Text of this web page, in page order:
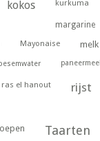
kokos kurkuma
margarine
Mayonaise melk
paneermeel
ras el hanout rijst
Taarten